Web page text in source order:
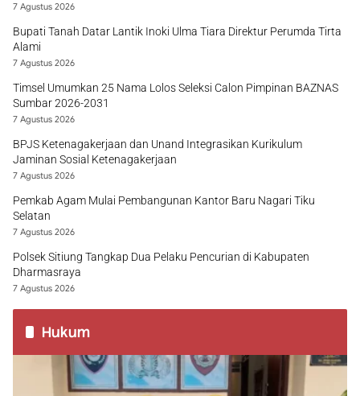
7 Agustus 2026
Bupati Tanah Datar Lantik Inoki Ulma Tiara Direktur Perumda Tirta
Alami
7 Agustus 2026
Timsel Umumkan 25 Nama Lolos Seleksi Calon Pimpinan BAZNAS
Sumbar 2026-2031
7 Agustus 2026
BPJS Ketenagakerjaan dan Unand Integrasikan Kurikulum
Jaminan Sosial Ketenagakerjaan
7 Agustus 2026
Pemkab Agam Mulai Pembangunan Kantor Baru Nagari Tiku
Selatan
7 Agustus 2026
Polsek Sitiung Tangkap Dua Pelaku Pencurian di Kabupaten
Dharmasraya
7 Agustus 2026
Hukum